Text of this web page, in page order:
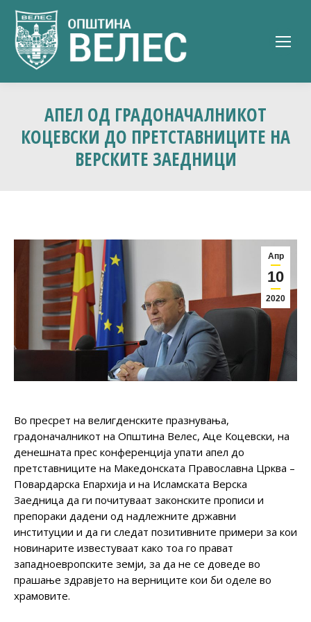
АПЕЛ ОД ГРАДОНАЧАЛНИКОТ
КОЦЕВСКИ ДО ПРЕТСТАВНИЦИТЕ НА
ВЕРСКИТЕ ЗАЕДНИЦИ
Апр
10
2020
Во пресрет на велигденските празнувања,
градоначалникот на Општина Велес, Аце Коцевски, на
денешната прес конференција упати апел до
претставниците на Македонската Православна Црква –
Повардарска Епархија и на Исламската Верска
Заедница да ги почитуваат законските прописи и
препораки дадени од надлежните државни
институции и да ги следат позитивните примери за кои
новинарите известуваат како тоа го прават
западноевропските земји, за да не се доведе во
прашање здравјето на верниците кои би оделе во
храмовите.